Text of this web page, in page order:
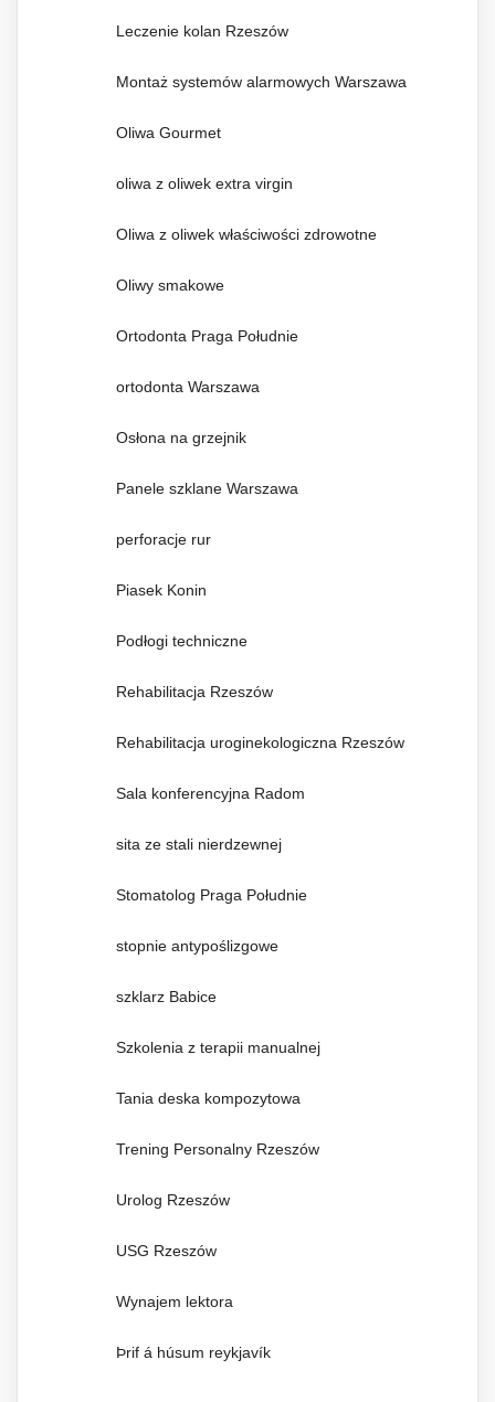
Leczenie kolan Rzeszów
Montaż systemów alarmowych Warszawa
Oliwa Gourmet
oliwa z oliwek extra virgin
Oliwa z oliwek właściwości zdrowotne
Oliwy smakowe
Ortodonta Praga Południe
ortodonta Warszawa
Osłona na grzejnik
Panele szklane Warszawa
perforacje rur
Piasek Konin
Podłogi techniczne
Rehabilitacja Rzeszów
Rehabilitacja uroginekologiczna Rzeszów
Sala konferencyjna Radom
sita ze stali nierdzewnej
Stomatolog Praga Południe
stopnie antypoślizgowe
szklarz Babice
Szkolenia z terapii manualnej
Tania deska kompozytowa
Trening Personalny Rzeszów
Urolog Rzeszów
USG Rzeszów
Wynajem lektora
Þrif á húsum reykjavík